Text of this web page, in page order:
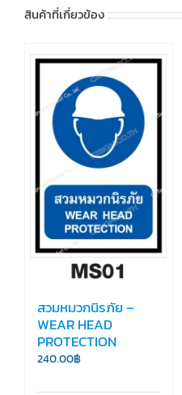
สินค้าที่เกี่ยวข้อง
สวมหมวกนิรภัย –
WEAR HEAD
PROTECTION
240.00฿